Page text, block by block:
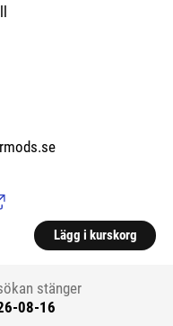
till extern sida.)
Lägg i kurskorg
stänger
08-16